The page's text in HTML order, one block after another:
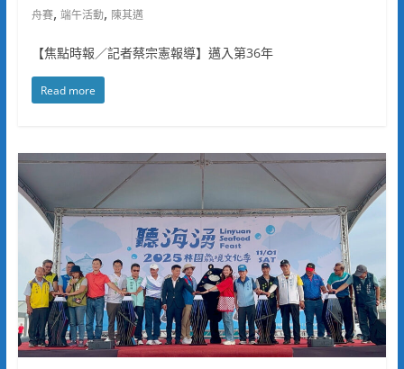
舟賽, 端午活動, 陳其邁
【焦點時報／記者蔡宗憲報導】邁入第36年
Read more